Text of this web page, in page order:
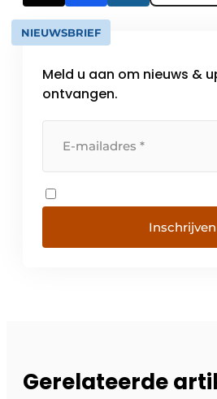
NIEUWSBRIEF
Meld u aan om nieuws &
ontvangen.
Inschrijven
Gerelateerde